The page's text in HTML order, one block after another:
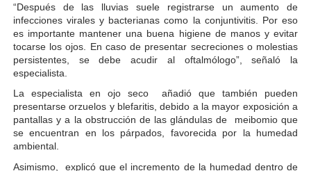
“Después de las lluvias suele registrarse un aumento de
infecciones virales y bacterianas como la conjuntivitis. Por eso
es importante mantener una buena higiene de manos y evitar
tocarse los ojos. En caso de presentar secreciones o molestias
persistentes, se debe acudir al oftalmólogo”, señaló la
especialista.
La especialista en ojo seco añadió que también pueden
presentarse orzuelos y blefaritis, debido a la mayor exposición a
pantallas y a la obstrucción de las glándulas de meibomio que
se encuentran en los párpados, favorecida por la humedad
ambiental.
Asimismo, explicó que el incremento de la humedad dentro de